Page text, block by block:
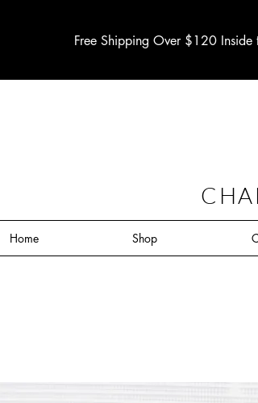
Free Shipping Over $120
Home Shop